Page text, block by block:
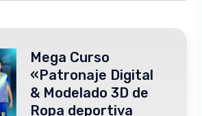
Mega Curso
«Patronaje Digital
& Modelado 3D de
Ropa deportiva